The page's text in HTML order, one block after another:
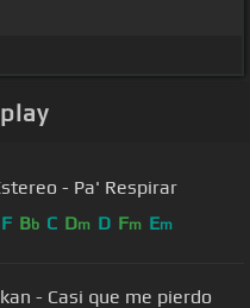
- Pa' Respirar
F Bb C Dm D Fm Em
- Casi que me pierdo